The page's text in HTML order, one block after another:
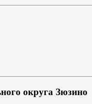
округа Зюзино